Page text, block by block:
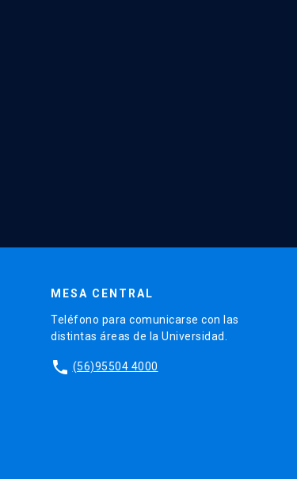
MESA CENTRAL
Teléfono para comunicarse con las
distintas áreas de la Universidad.
phone (56)95504 4000